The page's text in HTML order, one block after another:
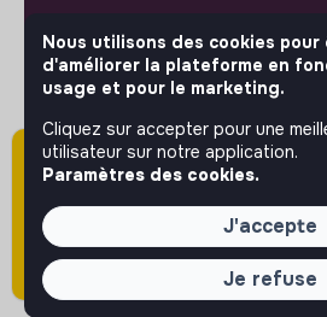
Attention cette annonce a
plus de 60 jours (le 01/04/
doute expirée ou non mise à
SUIVEZ-NOUS
Nous utilisons des cookies pour
d'améliorer la plateforme en
usage et pour le marketing.
Cliquez sur accepter pour une
utilisateur sur notre application.
Paramètres des cookies.
J'accepte
Je refuse